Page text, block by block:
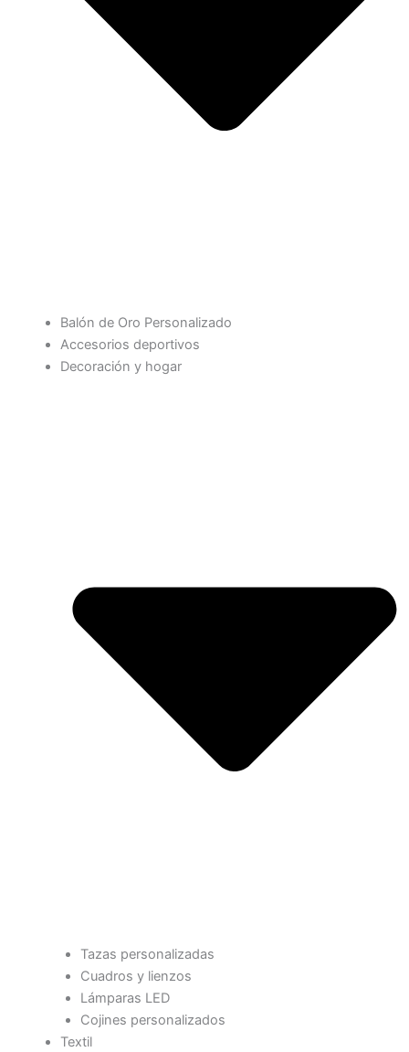
Balón de Oro Personalizado
Accesorios deportivos
Decoración y hogar
Tazas personalizadas
Cuadros y lienzos
Lámparas LED
Cojines personalizados
Textil